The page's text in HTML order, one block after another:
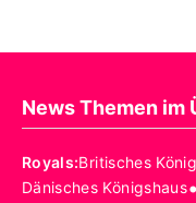
News Themen im
Royals:Britisches
Dänisches Königshaus•